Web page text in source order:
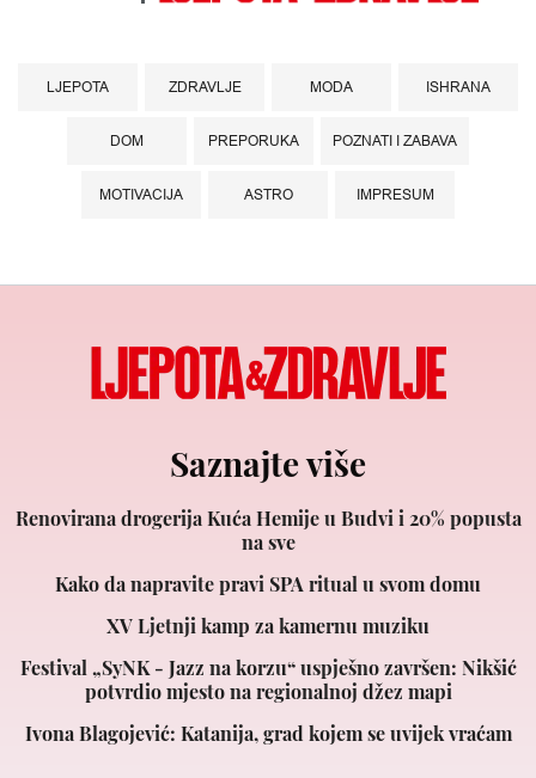
LJEPOTA ZDRAVLJE MODA ISHRANA
DOM PREPORUKA POZNATI I ZABAVA
MOTIVACIJA ASTRO IMPRESUM
Saznajte više
Renovirana drogerija Kuća Hemije u Budvi i 20% popusta
na sve
Kako da napravite pravi SPA ritual u svom domu
XV Ljetnji kamp za kamernu muziku
Festival „SyNK - Jazz na korzu“ uspješno završen: Nikšić
potvrdio mjesto na regionalnoj džez mapi
Ivona Blagojević: Katanija, grad kojem se uvijek vraćam